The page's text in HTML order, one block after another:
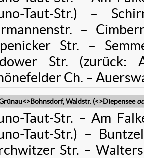
Taut-Str.) –
–
Str. –
Str. (zurück:
Ch. –
Waldstr. (<>Diepensee
Taut-Str. – Am
Taut-Str.) –
Str. –